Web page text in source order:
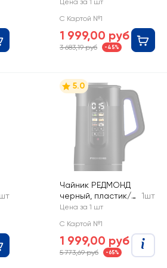
Цена за 1 шт
С Картой №1
1 999,00 руб
3 683,19 руб -45%
5.0
Чайник РЕДМОНД
черный, пластик/
стекло,
KG225
1шт
Цена за 1 шт
С Картой №1
1 999,00 руб
5 773,69 руб -65%